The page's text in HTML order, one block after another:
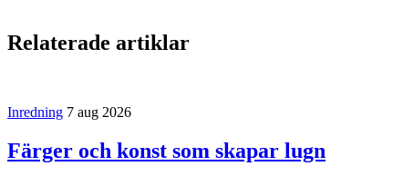
Relaterade artiklar
Inredning 7 aug 2026
Färger och konst som skapar lugn